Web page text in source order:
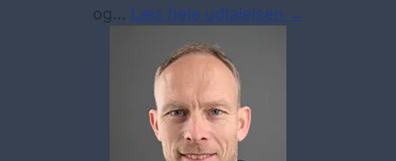
og… Læs hele udtalelsen →